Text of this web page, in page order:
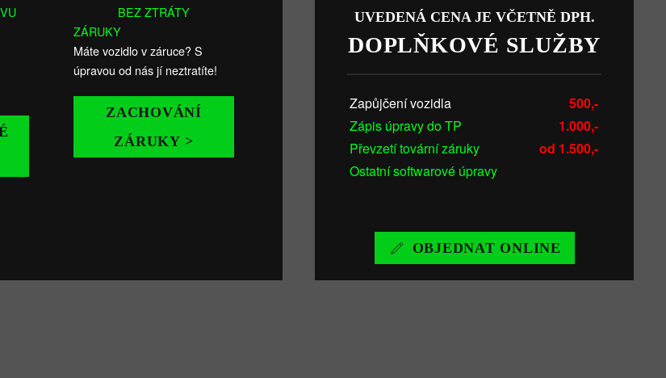
BEZ ZTRÁTY
ZÁRUKY
Máte vozidlo v záruce? S
úpravou od nás jí neztratíte!
ZACHOVÁNÍ
ZÁRUKY >
UVEDENÁ CENA JE VČETNĚ DPH.
DOPLŇKOVÉ SLUŽBY
Zapůjčení vozidla
500,-
Zápis úpravy do TP
1.000,-
Převzetí tovární záruky
od 1.500,-
Ostatní softwarové úpravy
OBJEDNAT ONLINE